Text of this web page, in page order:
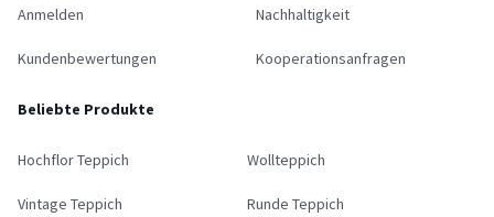
Anmelden
Kundenbewertungen
Nachhaltigkeit
Kooperationsanfragen
Beliebte Produkte
Hochflor Teppich Wollteppich
Vintage Teppich Runde Teppich